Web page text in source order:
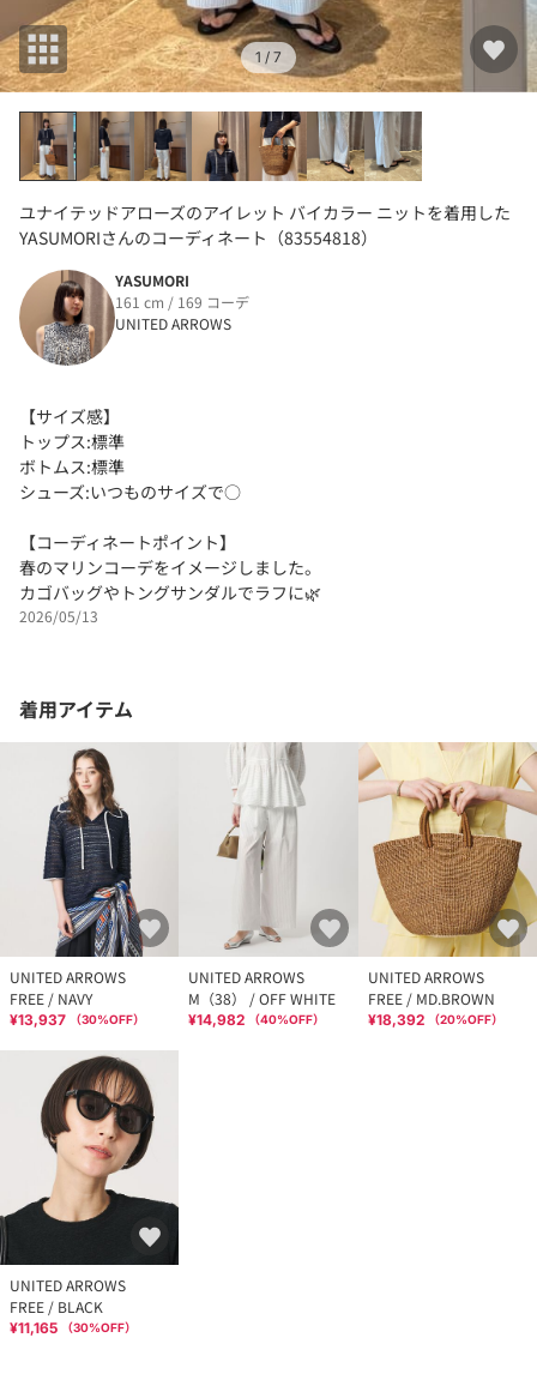
1 / 7
ユナイテッドアローズのアイレット バイカラー ニットを着用した
YASUMORIさんのコーディネート（83554818）
YASUMORI
161 cm / 169 コーデ
UNITED ARROWS
【サイズ感】
トップス:標準
ボトムス:標準
シューズ:いつものサイズで○
【コーディネートポイント】
春のマリンコーデをイメージしました。
カゴバッグやトングサンダルでラフに🌿
2026/05/13
着用アイテム
UNITED ARROWS
FREE / NAVY
¥13,937 （30%OFF）
UNITED ARROWS
M（38） / OFF WHITE
¥14,982 （40%OFF）
UNITED ARROWS
FREE / MD.BROWN
¥18,392 （20%OFF）
UNITED ARROWS
FREE / BLACK
¥11,165 （30%OFF）